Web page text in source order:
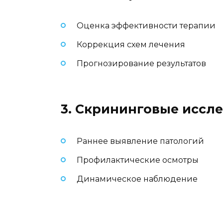
Оценка эффективности терапии
Коррекция схем лечения
Прогнозирование результатов
3. Скрининговые
Раннее выявление патологий
Профилактические осмотры
Динамическое наблюдение